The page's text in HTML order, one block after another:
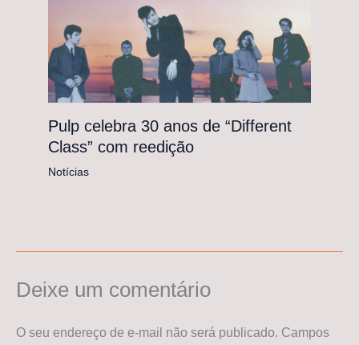
Pulp celebra 30 anos de “Different
Class” com reedição
Notícias
Deixe um comentário
O seu endereço de e-mail não será publicado. Campos